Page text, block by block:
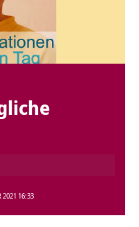
2021 16:33